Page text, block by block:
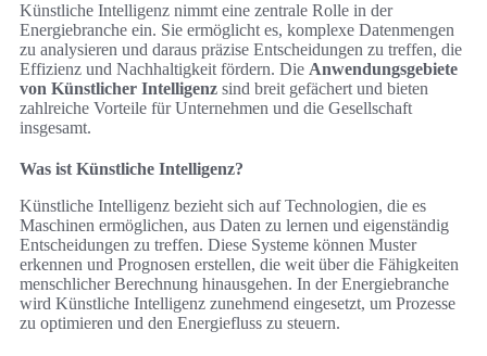
Künstliche Intelligenz nimmt eine zentrale Rolle in der
Energiebranche ein. Sie ermöglicht es, komplexe Datenmengen
zu analysieren und daraus präzise Entscheidungen zu treffen, die
Effizienz und Nachhaltigkeit fördern. Die Anwendungsgebiete
von Künstlicher Intelligenz sind breit gefächert und bieten
zahlreiche Vorteile für Unternehmen und die Gesellschaft
insgesamt.
Was ist Künstliche Intelligenz?
Künstliche Intelligenz bezieht sich auf Technologien, die es
Maschinen ermöglichen, aus Daten zu lernen und eigenständig
Entscheidungen zu treffen. Diese Systeme können Muster
erkennen und Prognosen erstellen, die weit über die Fähigkeiten
menschlicher Berechnung hinausgehen. In der Energiebranche
wird Künstliche Intelligenz zunehmend eingesetzt, um Prozesse
zu optimieren und den Energiefluss zu steuern.